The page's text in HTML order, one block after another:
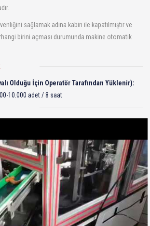
sağlamak adına kabin ile kapatılmıştır ve
birini açması durumunda makine otomatik
Olduğu İçin Operatör Tarafından Yüklenir):
10.000 adet / 8 saat